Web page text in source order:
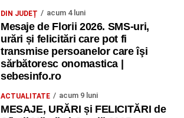
DIN JUDEȚ acum 4 luni
Mesaje de Florii 2026. SMS-uri,
urări și felicitări care pot fi
transmise persoanelor care îşi
sărbătoresc onomastica |
sebesinfo.ro
ACTUALITATE acum 9 luni
MESAJE, URĂRI și FELICITĂRI de